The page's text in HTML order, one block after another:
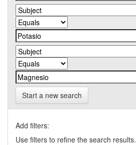
Start a new search
Add filters:
Use filters to refine the search results.